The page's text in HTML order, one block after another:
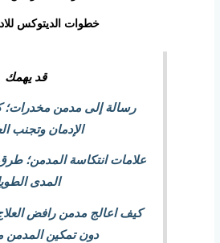
خطوات الديتوكس
قد يهمك
رسالة إلى مدمن مخدرات؛
الإدمان وتجنب
علامات انتكاسة المدمن؛
المدى
كيف اعالج مدمن رافض
دون تمكين المدمن